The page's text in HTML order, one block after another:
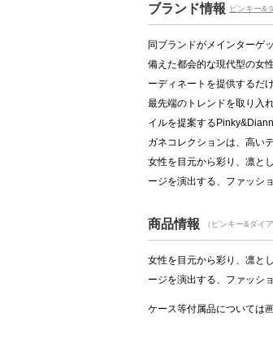
ブランド情報 ピンキー&
同ブランドがメインターゲ
備えた都会的な現代型の女
ーディネートを提供するだ
最先端のトレンドを取り入
イルを提案する
ガネコレクションは、高い
女性を目元から彩り、凛と
ージを演出する、ファッシ
商品情報 （ピンキー&ダイ
女性を目元から彩り、凛と
ージを演出する、ファッシ
ケース等付属品については